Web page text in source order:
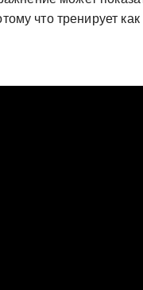
что тренирует